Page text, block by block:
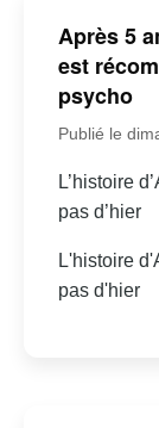
Après 5
est
psycho
Publié le
L’histoire
pas d’hier
L'histoire
pas d'hier